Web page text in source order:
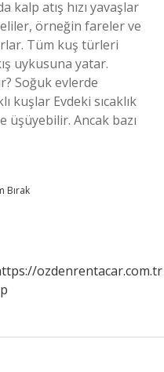
kalp atış hızı yavaşlar
örneğin fareler ve
Tüm kuş türleri
uykusuna yatar.
Soğuk evlerde
kuşlar Evdeki sıcaklık
Ancak bazı
Bırak
ozdenrentacar.com.tr